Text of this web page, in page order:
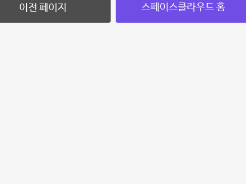
이전 페이지 스페이스클라우드 홈